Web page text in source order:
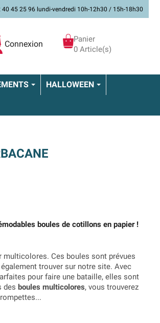
40 45 25 96 lundi-vendredi 10h-12h30 / 15h-18h30
Connexion
Panier
0 Article(s)
HALLOWEEN
boules de cotillons en papier !
multicolores. Ces boules sont prévues
trouver sur notre site. Avec
pour faire une bataille, elles sont
des boules multicolores, vous trouverez